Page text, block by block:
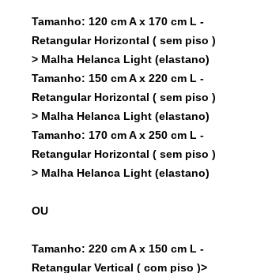
Tamanho: 120 cm A x 170 cm L -
Retangular Horizontal ( sem piso )
> Malha Helanca Light (elastano)
Tamanho: 150 cm A x 220 cm L -
Retangular Horizontal ( sem piso )
> Malha Helanca Light (elastano)
Tamanho: 170 cm A x 250 cm L -
Retangular Horizontal ( sem piso )
> Malha Helanca Light (elastano)
OU
Tamanho: 220 cm A x 150 cm L -
Retangular Vertical ( com piso )>